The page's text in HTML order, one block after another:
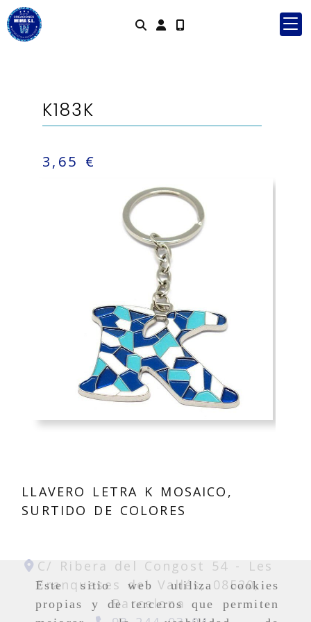
Este sitio web utiliza cookies
propias y de terceros que permiten
Identifícate
K183K
3,65 €
LLAVERO LETRA K MOSAICO,
SURTIDO DE COLORES
C/ Ribera del Congost 54 -
Les
Franqueses del Vallés, 08520,
Barcelona